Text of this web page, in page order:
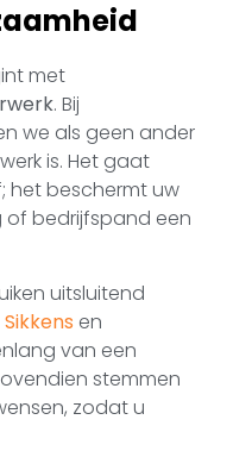
met
. Bij
we als geen ander
is. Het gaat
het beschermt uw
of bedrijfspand een
uitsluitend
Sikkens en
van een
stemmen
zodat u